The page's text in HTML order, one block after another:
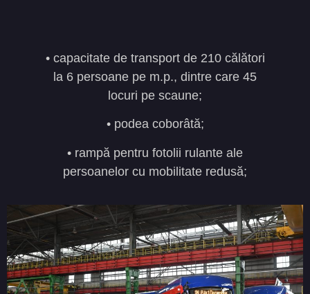
• capacitate de transport de 210 călători
la 6 persoane pe m.p., dintre care 45
locuri pe scaune;
• podea coborâtă;
• rampă pentru fotolii rulante ale
persoanelor cu mobilitate redusă;